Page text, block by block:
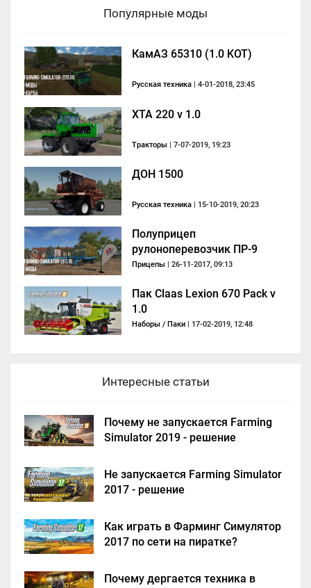
Популярные моды
КамАЗ 65310 (1.0 KOT)
Русская техника | 4-01-2018, 23:45
XTA 220 v 1.0
Тракторы | 7-07-2019, 19:23
ДОН 1500
Русская техника | 15-10-2019, 20:23
Полуприцеп
рулоноперевозчик ПР-9
Ярославич
Прицепы | 26-11-2017, 09:13
Пак Claas Lexion 670 Pack v
1.0
Наборы / Паки | 17-02-2019, 12:48
Интересные статьи
Почему не запускается Farming
Simulator 2019 - решение
Не запускается Farming Simulator
2017 - решение
Как играть в Фарминг Симулятор
2017 по сети на пиратке?
Почему дергается техника в